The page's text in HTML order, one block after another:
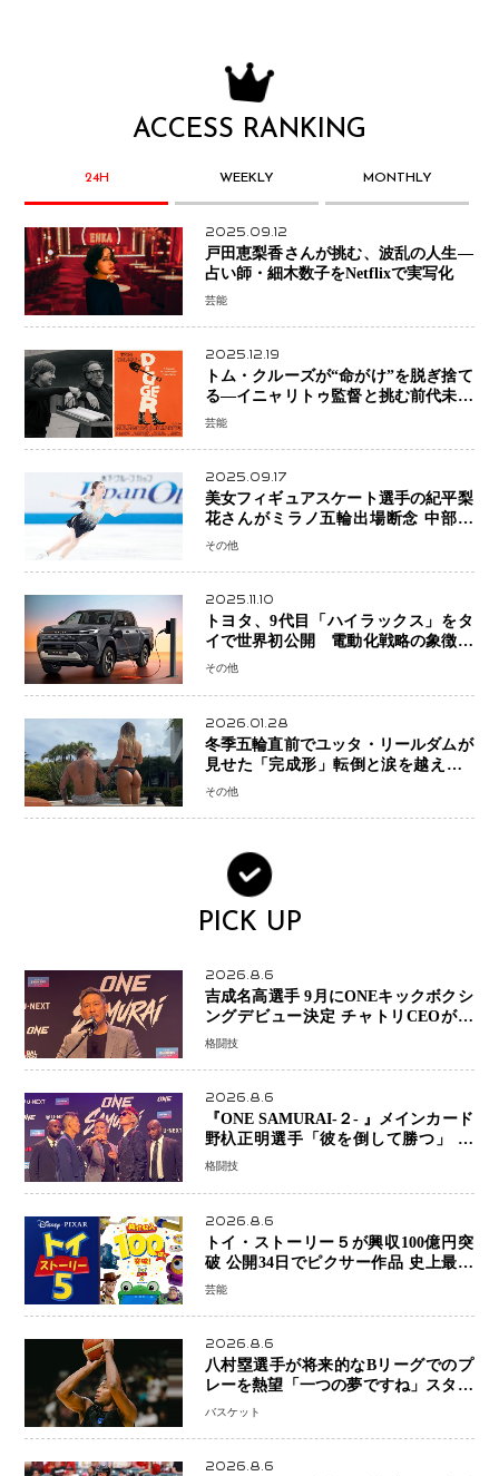
ACCESS RANKING
24H WEEKLY MONTHLY
2025.09.12
戸田恵梨香さんが挑む、波乱の人生―
占い師・細木数子をNetflixで実写化
芸能
2025.12.19
トム・クルーズが“命がけ”を脱ぎ捨て
る―イニャリトゥ監督と挑む前代未聞
の大惨事コメディ「DIGGER ディガ
芸能
2025.09.17
美女フィギュアスケート選手の紀平梨
花さんがミラノ五輪出場断念 中部選
手権欠場を発表「安全最優先の判断」
その他
2025.11.10
トヨタ、9代目「ハイラックス」をタ
イで世界初公開 電動化戦略の象徴と
なるBEVモデルを初設定
その他
2026.01.28
冬季五輪直前でユッタ・リールダムが
見せた「完成形」転倒と涙を越えて─
ミラノで金を狙うオランダ女王の現在
その他
PICK UP
2026.8.6
吉成名高選手 9月にONEキックボクシ
ングデビュー決定 チャトリCEOがサ
プライズ発表 2カ月連続参戦へ
格闘技
2026.8.6
『ONE SAMURAI-２- 』メインカード
野杁正明選手「彼を倒して勝つ」 リ
ウ・メンヤンとの因縁に決着へ 再起
初戦
格闘技
2026.8.6
トイ・ストーリー５が興収100億円突
破 公開34日でピクサー作品 史上最速
日本歴代シリーズ最高更新も目前
芸能
2026.8.6
八村塁選手が将来的なBリーグでのプ
レーを熱望「一つの夢ですね」スター
帰還がリーグ価値を押し上げる可能性
バスケット
2026.8.6